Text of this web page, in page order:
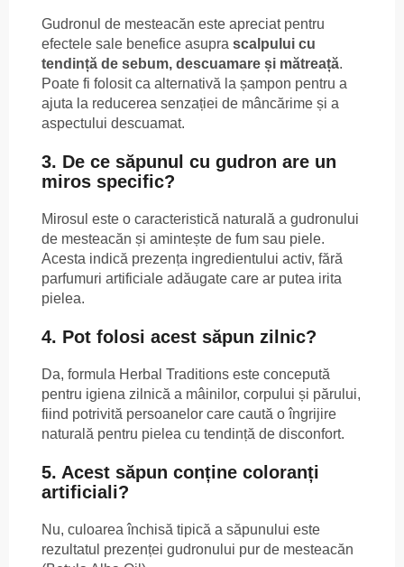
Gudronul de mesteacăn este apreciat pentru
efectele sale benefice asupra scalpului cu
tendință de sebum, descuamare și mătreață.
Poate fi folosit ca alternativă la șampon pentru a
ajuta la reducerea senzației de mâncărime și a
aspectului descuamat.
3. De ce săpunul cu gudron are un
miros specific?
Mirosul este o caracteristică naturală a gudronului
de mesteacăn și amintește de fum sau piele.
Acesta indică prezența ingredientului activ, fără
parfumuri artificiale adăugate care ar putea irita
pielea.
4. Pot folosi acest săpun zilnic?
Da, formula Herbal Traditions este concepută
pentru igiena zilnică a mâinilor, corpului și părului,
fiind potrivită persoanelor care caută o îngrijire
naturală pentru pielea cu tendință de disconfort.
5. Acest săpun conține coloranți
artificiali?
Nu, culoarea închisă tipică a săpunului este
rezultatul prezenței gudronului pur de mesteacăn